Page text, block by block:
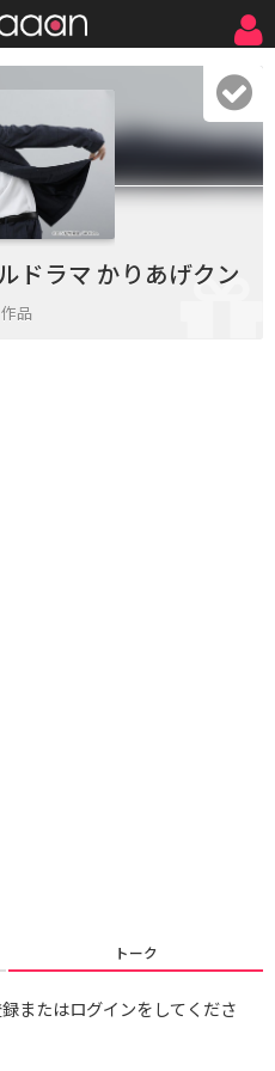
ドラマ かりあげクン
品
トーク
またはログインをしてくださ